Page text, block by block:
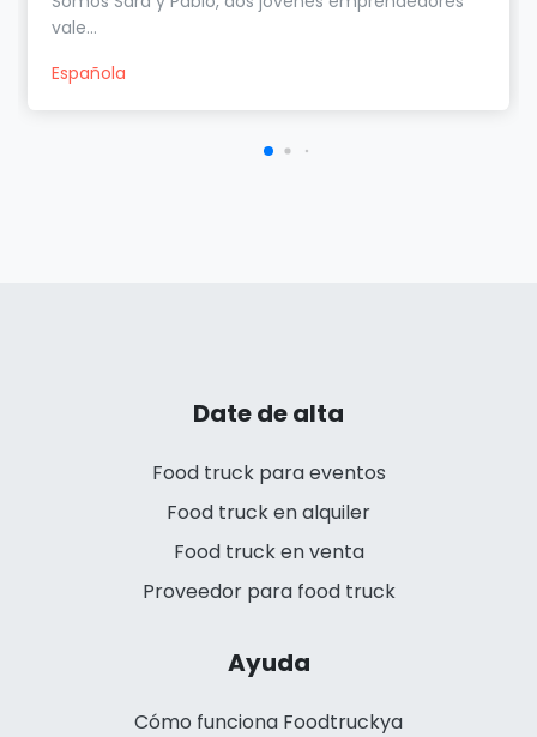
vale...
Española
Date de alta
Food truck para eventos
Food truck en alquiler
Food truck en venta
Proveedor para food truck
Ayuda
Cómo funciona Foodtruckya